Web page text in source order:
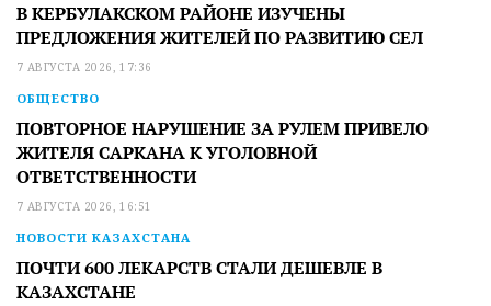
В КЕРБУЛАКСКОМ РАЙОНЕ ИЗУЧЕНЫ
ПРЕДЛОЖЕНИЯ ЖИТЕЛЕЙ ПО РАЗВИТИЮ СЕЛ
7 АВГУСТА 2026, 17:36
ОБЩЕСТВО
ПОВТОРНОЕ НАРУШЕНИЕ ЗА РУЛЕМ ПРИВЕЛО
ЖИТЕЛЯ САРКАНА К УГОЛОВНОЙ
ОТВЕТСТВЕННОСТИ
7 АВГУСТА 2026, 16:51
НОВОСТИ КАЗАХСТАНА
ПОЧТИ 600 ЛЕКАРСТВ СТАЛИ ДЕШЕВЛЕ В
КАЗАХСТАНЕ